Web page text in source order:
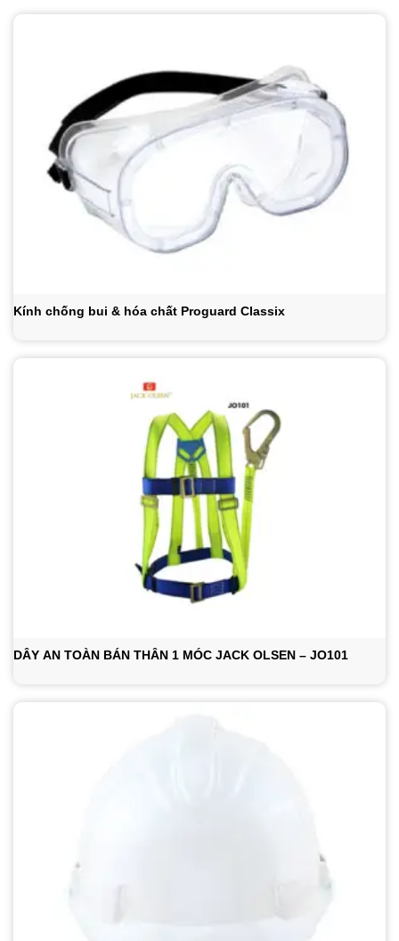
Kính chống bui & hóa chất Proguard Classix
DÂY AN TOÀN BÁN THÂN 1 MÓC JACK OLSEN – JO101